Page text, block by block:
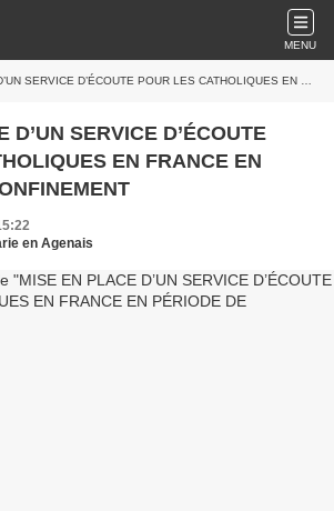
MENU
D’ÉCOUTE POUR LES CATHOLIQUES EN FRANCE EN PÉRIODE DE CONFINEMENT
D’UN SERVICE D’ÉCOUTE
EN FRANCE EN
en Agenais